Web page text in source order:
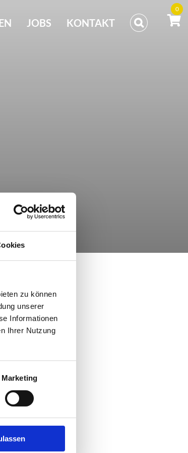
zu können
unserer
Informationen
Ihrer Nutzung
Marketing
JOBS KONTAKT
0